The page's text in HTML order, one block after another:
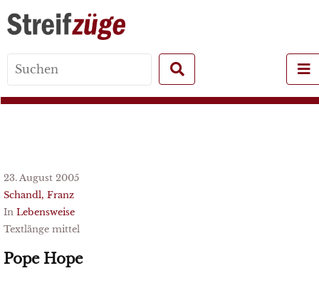
for:
23. August 2005
Schandl, Franz
In Lebensweise
Textlänge mittel
Pope Hope